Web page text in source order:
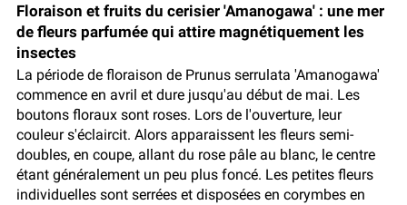
Floraison et fruits du cerisier 'Amanogawa' : une mer
de fleurs parfumée qui attire magnétiquement les
insectes
La période de floraison de Prunus serrulata 'Amanogawa'
commence en avril et dure jusqu'au début de mai. Les
boutons floraux sont roses. Lors de l'ouverture, leur
couleur s'éclaircit. Alors apparaissent les fleurs semi-
doubles, en coupe, allant du rose pâle au blanc, le centre
étant généralement un peu plus foncé. Les petites fleurs
individuelles sont serrées et disposées en corymbes en